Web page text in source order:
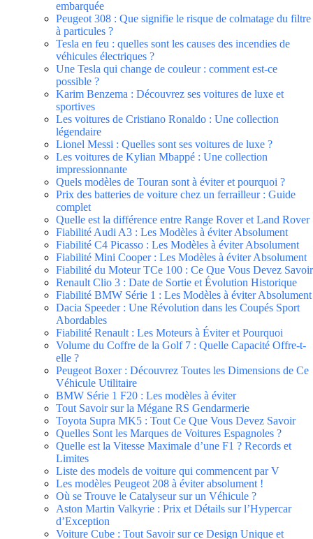
embarquée
Peugeot 308 : Que signifie le risque de colmatage du filtre
à particules ?
Tesla en feu : quelles sont les causes des incendies de
véhicules électriques ?
Une Tesla qui change de couleur : comment est-ce
possible ?
Karim Benzema : Découvrez ses voitures de luxe et
sportives
Les voitures de Cristiano Ronaldo : Une collection
légendaire
Lionel Messi : Quelles sont ses voitures de luxe ?
Les voitures de Kylian Mbappé : Une collection
impressionnante
Quels modèles de Touran sont à éviter et pourquoi ?
Prix des batteries de voiture chez un ferrailleur : Guide
complet
Quelle est la différence entre Range Rover et Land Rover
Fiabilité Audi A3 : Les Modèles à éviter Absolument
Fiabilité C4 Picasso : Les Modèles à éviter Absolument
Fiabilité Mini Cooper : Les Modèles à éviter Absolument
Fiabilité du Moteur TCe 100 : Ce Que Vous Devez Savoir
Renault Clio 3 : Date de Sortie et Évolution Historique
Fiabilité BMW Série 1 : Les Modèles à éviter Absolument
Dacia Speeder : Une Révolution dans les Coupés Sport
Abordables
Fiabilité Renault : Les Moteurs à Éviter et Pourquoi
Volume du Coffre de la Golf 7 : Quelle Capacité Offre-t-
elle ?
Peugeot Boxer : Découvrez Toutes les Dimensions de Ce
Véhicule Utilitaire
BMW Série 1 F20 : Les modèles à éviter
Tout Savoir sur la Mégane RS Gendarmerie
Toyota Supra MK5 : Tout Ce Que Vous Devez Savoir
Quelles Sont les Marques de Voitures Espagnoles ?
Quelle est la Vitesse Maximale d’une F1 ? Records et
Limites
Liste des models de voiture qui commencent par V
Les modèles Peugeot 208 à éviter absolument !
Où se Trouve le Catalyseur sur un Véhicule ?
Aston Martin Valkyrie : Prix et Détails sur l’Hypercar
d’Exception
Voiture Cube : Tout Savoir sur ce Design Unique et